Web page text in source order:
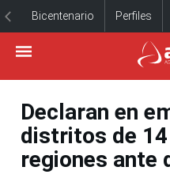
Bicentenario Perfiles
Declaran en
distritos de
regiones ante